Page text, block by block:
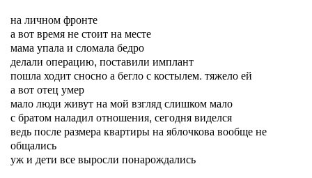
на личном фронте
а вот время не стоит на месте
мама упала и сломала бедро
делали операцию, поставили имплант
пошла ходит сносно а бегло с костылем. тяжело ей
а вот отец умер
мало люди живут на мой взгляд слишком мало
с братом наладил отношения, сегодня виделся
ведь после размера квартиры на яблочкова вообще не
общались
уж и дети все выросли понарождались